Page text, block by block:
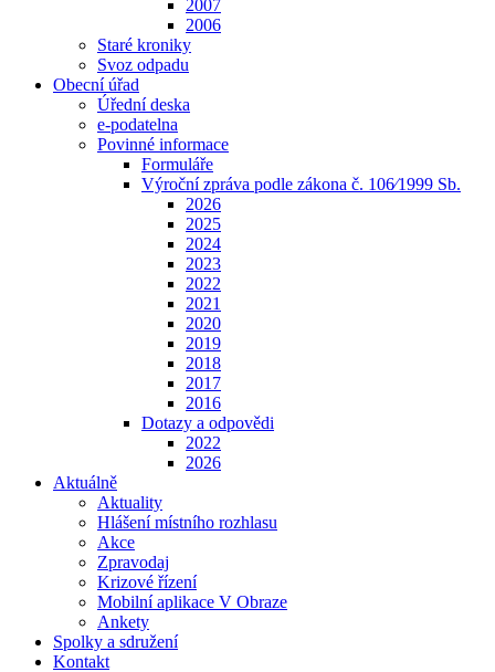
2007
2006
Staré kroniky
Svoz odpadu
Obecní úřad
Úřední deska
e-podatelna
Povinné informace
Formuláře
Výroční zpráva podle zákona č. 106⁄1999 Sb.
2026
2025
2024
2023
2022
2021
2020
2019
2018
2017
2016
Dotazy a odpovědi
2022
2026
Aktuálně
Aktuality
Hlášení místního rozhlasu
Akce
Zpravodaj
Krizové řízení
Mobilní aplikace V Obraze
Ankety
Spolky a sdružení
Kontakt